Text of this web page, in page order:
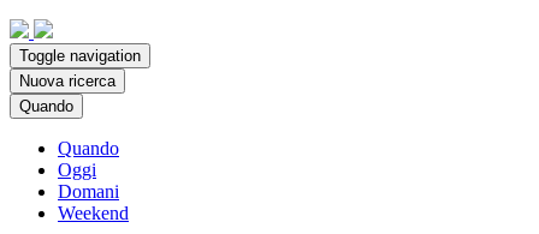
Toggle navigation
Nuova ricerca
Quando
Quando
Oggi
Domani
Weekend